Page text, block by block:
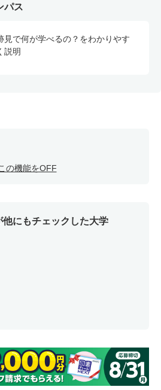
パス
見で何が学べるの？をわかりやす
説明
の機能をOFF
他にもチェックした大学